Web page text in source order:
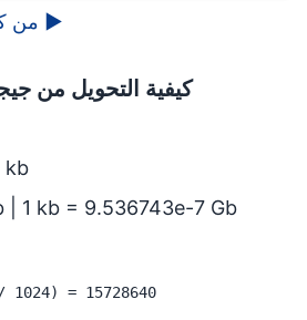
من ▶
كيفية التحويل من
kb
| 1 kb = 9.536743e-7 Gb
1024) = 15728640